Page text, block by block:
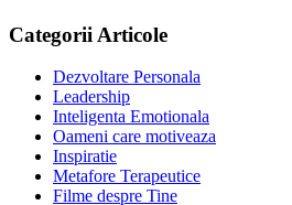
Categorii Articole
Dezvoltare Personala
Leadership
Inteligenta Emotionala
Oameni care motiveaza
Inspiratie
Metafore Terapeutice
Filme despre Tine